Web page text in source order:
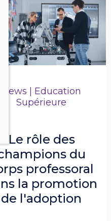
News | Education
Supérieure
Le rôle des
du
professoral
la promotion
de l'adoption